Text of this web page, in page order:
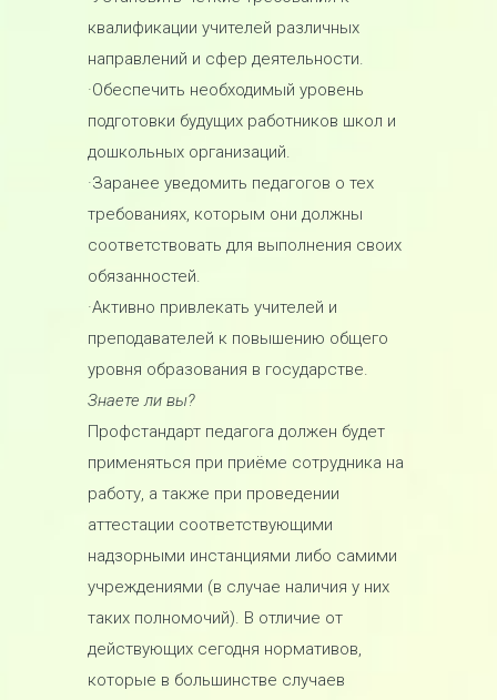
квалификации учителей различных
направлений и сфер деятельности.
·Обеспечить необходимый уровень
подготовки будущих работников школ и
дошкольных организаций.
·Заранее уведомить педагогов о тех
требованиях, которым они должны
соответствовать для выполнения своих
обязанностей.
·Активно привлекать учителей и
преподавателей к повышению общего
уровня образования в государстве.
Знаете ли вы?
Профстандарт педагога должен будет
применяться при приёме сотрудника на
работу, а также при проведении
аттестации соответствующими
надзорными инстанциями либо самими
учреждениями (в случае наличия у них
таких полномочий). В отличие от
действующих сегодня нормативов,
которые в большинстве случаев